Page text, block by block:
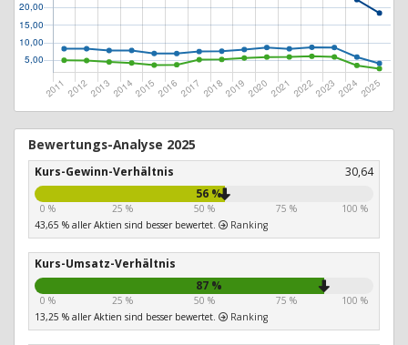
Bewertungs-Analyse 2025
Kurs-Gewinn-Verhältnis
30,64
56 %
0 % 25 % 50 % 75 %
100 %
43,65 % aller Aktien sind besser bewertet.
Ranking
Kurs-Umsatz-Verhältnis
87 %
0 % 25 % 50 % 75 %
100 %
13,25 % aller Aktien sind besser bewertet.
Ranking